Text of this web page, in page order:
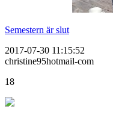
Semestern är slut
2017-07-30 11:15:52
christine95hotmail-com
18